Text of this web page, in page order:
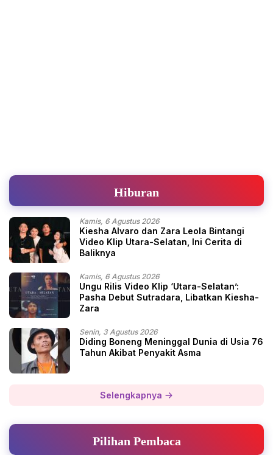
Hiburan
Kamis, 6 Agustus 2026
Kiesha Alvaro dan Zara Leola Bintangi
Video Klip Utara-Selatan, Ini Cerita di
Baliknya
Kamis, 6 Agustus 2026
Ungu Rilis Video Klip ‘Utara-Selatan’:
Pasha Debut Sutradara, Libatkan Kiesha-
Zara
Senin, 3 Agustus 2026
Diding Boneng Meninggal Dunia di Usia 76
Tahun Akibat Penyakit Asma
Selengkapnya
Pilihan Pembaca